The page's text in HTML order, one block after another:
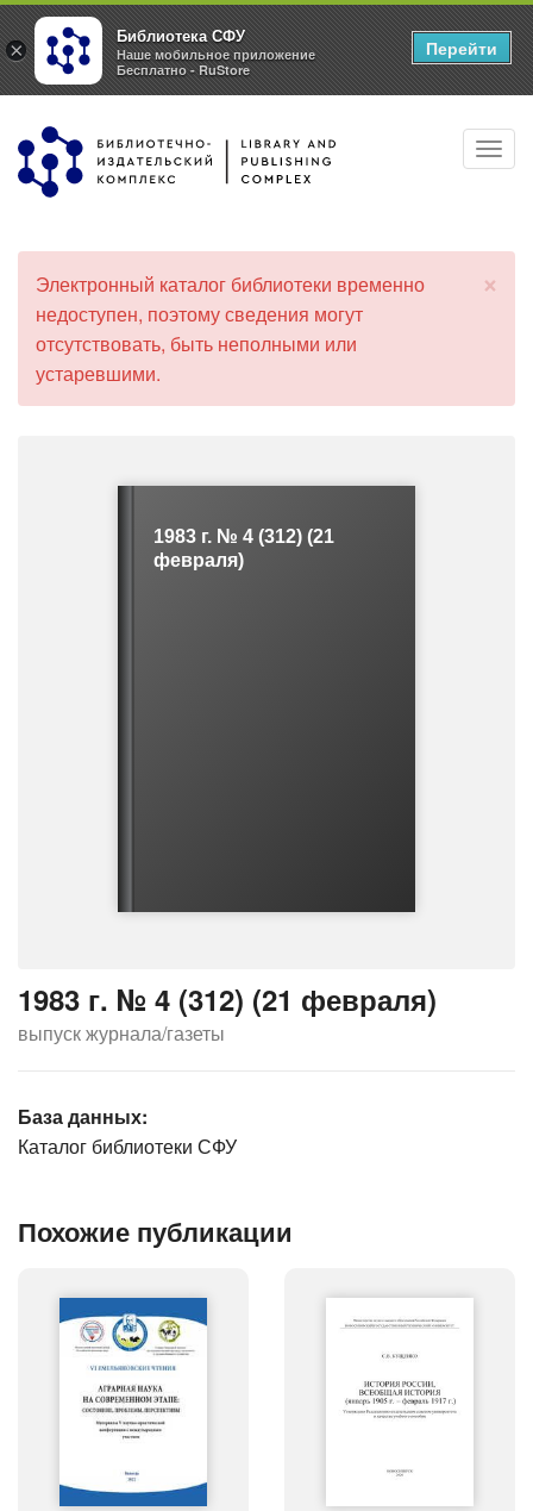
Перейти
основному
×
о
о
б
щ
е
Электронный каталог библиотеки временно
недоступен, поэтому сведения могут
отсутствовать, быть неполными или
устаревшими.
1983 г. № 4 (312) (21
февраля)
1983 г. № 4 (312) (21 февраля)
выпуск журнала/газеты
База данных:
Каталог библиотеки СФУ
Похожие публикации
×
Библиотека СФУ
Наше мобильное приложение
Бесплатно - RuStore
Перейти